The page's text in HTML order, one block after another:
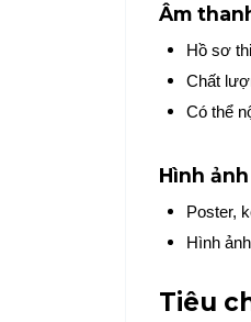
Âm
Hồ sơ
Chất
Có thể
Hình ảnh
Poster,
Hình
Tiêu